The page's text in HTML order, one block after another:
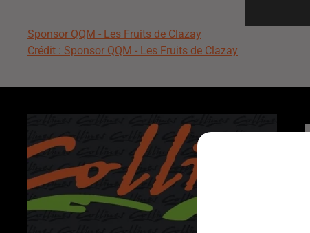
Sponsor QQM - Les Fruits de Clazay
Crédit : Sponsor QQM - Les Fruits de Clazay